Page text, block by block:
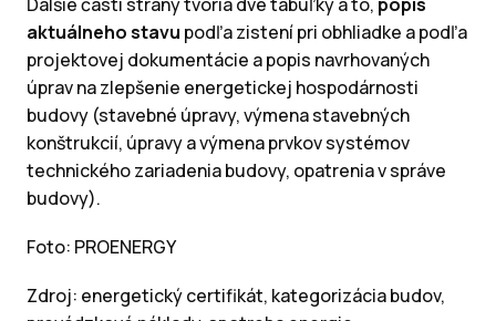
aktuálneho stavu podľa zistení pri obhliadke a podľa
projektovej dokumentácie a popis navrhovaných
úprav na zlepšenie energetickej hospodárnosti
budovy (stavebné úpravy, výmena stavebných
konštrukcií, úpravy a výmena prvkov systémov
technického zariadenia budovy, opatrenia v správe
budovy).
Foto: PROENERGY
Zdroj: energetický certifikát, kategorizácia budov,